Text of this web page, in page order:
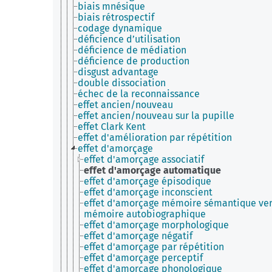
biais mnésique
biais rétrospectif
codage dynamique
déficience d’utilisation
déficience de médiation
déficience de production
disgust advantage
double dissociation
échec de la reconnaissance
effet ancien/nouveau
effet ancien/nouveau sur la pupille
effet Clark Kent
effet d'amélioration par répétition
effet d'amorçage
effet d'amorçage associatif
effet d'amorçage automatique
effet d'amorçage épisodique
effet d'amorçage inconscient
effet d'amorçage mémoire sémantique
mémoire autobiographique
effet d'amorçage morphologique
effet d'amorçage négatif
effet d'amorçage par répétition
effet d'amorçage perceptif
effet d'amorçage phonologique